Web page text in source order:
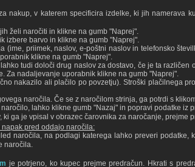
nakup, v katerem specificira izdelke, ki jih namerava
želi naročiti in klikne na gumb "Naprej".
izbere barvo in klikne na gumb "Naprej".
(ime, priimek, naslov, e-poštni naslov in telefonsko
klikne na gumb "Naprej".
tudi določi drug naslov za dostavo, če je ta
Za nadaljevanje uporabnik klikne na gumb "Naprej".
nakazilo ali plačilo po povzetju). Stroški plačilnega
naročila. Če se z naročilom strinja, ga potrdi s
lahko klikne gumb "Nazaj" in popravi podatke iz
ga je vpisal v obrazec čarovnika za naročanje, prejme
pred oddajo naročila:
naročila, na podlagi katerega lahko preveri
naročila.
je potrjeno, ko kupec prejme predračun. Hkrati s